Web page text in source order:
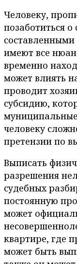
Человеку,
позаботиться
имеют все
временно
может влиять
проводит
субсидию,
человеку
претензии по
Выписать
разрешения
судебных
постоянную
может
квартире, где
может быть